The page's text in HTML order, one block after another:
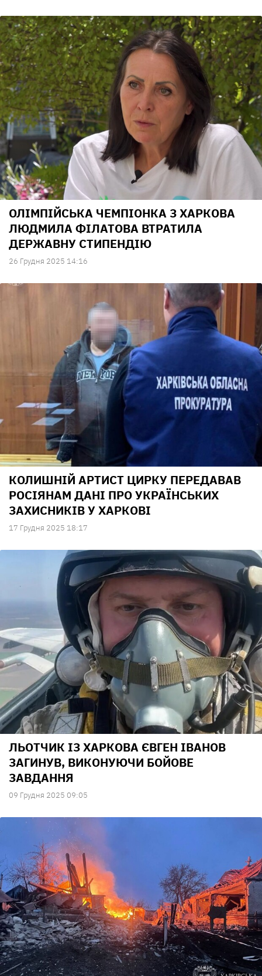
ОЛІМПІЙСЬКА ЧЕМПІОНКА З ХАРКОВА
ЛЮДМИЛА ФІЛАТОВА ВТРАТИЛА
ДЕРЖАВНУ СТИПЕНДІЮ
26 Грудня 2025 14:16
КОЛИШНІЙ АРТИСТ ЦИРКУ ПЕРЕДАВАВ
РОСІЯНАМ ДАНІ ПРО УКРАЇНСЬКИХ
ЗАХИСНИКІВ У ХАРКОВІ
17 Грудня 2025 18:17
ЛЬОТЧИК ІЗ ХАРКОВА ЄВГЕН ІВАНОВ
ЗАГИНУВ, ВИКОНУЮЧИ БОЙОВЕ
ЗАВДАННЯ
09 Грудня 2025 09:05